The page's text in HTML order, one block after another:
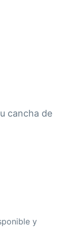
cancha de
y